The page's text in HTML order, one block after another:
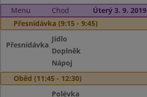
Menu
Chod
Úterý 3. 9. 2019
Přesnídávka (9:15 - 9:45)
Přesnídávka
Jídlo
Doplněk
Nápoj
Oběd (11:45 - 12:30)
Polévka